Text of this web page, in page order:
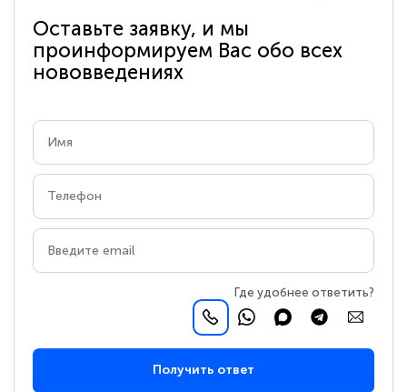
Оставьте заявку, и мы
проинформируем Вас обо всех
нововведениях
Где удобнее ответить?
Получить ответ